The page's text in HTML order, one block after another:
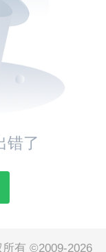
错了
有 ©2009-2026